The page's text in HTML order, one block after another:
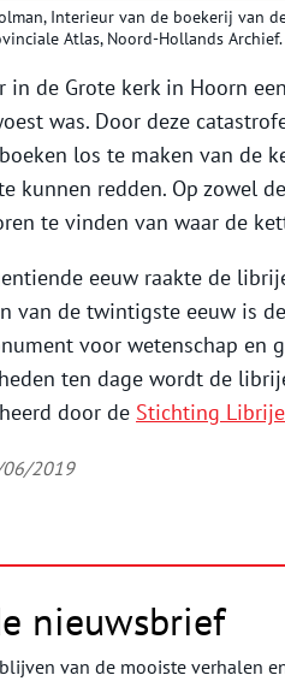
Interieur van de boekerij van
Atlas, Noord-Hollands Archief.
in de Grote kerk in Hoorn
was. Door deze
los te maken van de
kunnen redden. Op zowel
te vinden van waar de
eeuw raakte de
van de twintigste eeuw is
voor wetenschap en
ten dage wordt de
door de Stichting
2019
nieuwsbrief
van de mooiste verhalen